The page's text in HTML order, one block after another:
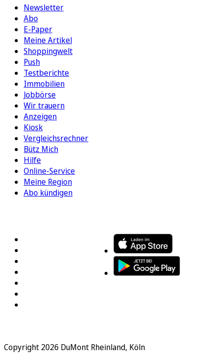
Newsletter
Abo
E-Paper
Meine Artikel
Shoppingwelt
Push
Testberichte
Immobilien
Jobbörse
Wir trauern
Anzeigen
Kiosk
Vergleichsrechner
Bütz Mich
Hilfe
Online-Service
Meine Region
Abo kündigen
Copyright 2026 DuMont Rheinland, Köln